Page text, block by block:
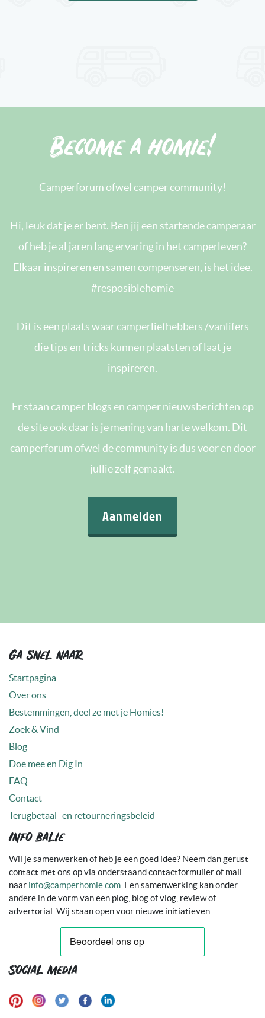
Become a homie!
Camperforum ofwel camper community!
Hi, leuk dat je er bent. Ben jij een startende camperaar
of heb je al jaren lang ervaring in het camperleven?
Elkaar inspireren en samen compenseren, is het idee.
#resposiblehomie
Dit is een plaats waar camperliefhebbers /vanlifers
die tips en tricks kunnen plaatsten of laat je
inspireren.
Er staan camper blogs en camper nieuwsberichten op
de site ook daar is je mening van harte welkom. Dit
camperforum ofwel de community is dus voor en door
jullie zelf gemaakt.
Aanmelden
Ga snel naar
Startpagina
Over ons
Bestemmingen, deel ze met je Homies!
Zoek & Vind
Blog
Doe mee en Dig In
FAQ
Contact
Terugbetaal- en retourneringsbeleid
Info balie
Wil je samenwerken of heb je een goed idee? Neem dan gerust
contact met ons op via onderstaand contactformulier of mail
naar info@camperhomie.com . Een samenwerking kan onder
andere in de vorm van een plog, blog of vlog, review of
advertorial. Wij staan open voor nieuwe initiatieven.
Social media